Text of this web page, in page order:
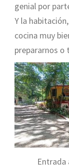
genial por
Y la
cocina muy
prepararnos o
Entrada